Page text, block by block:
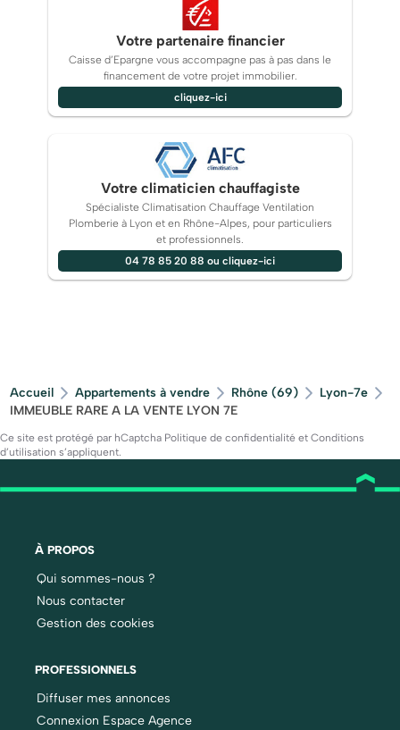
Votre partenaire financier
Caisse d’Epargne vous accompagne pas à pas dans le
financement de votre projet immobilier.
cliquez-ici
Votre climaticien chauffagiste
Spécialiste Climatisation Chauffage Ventilation
Plomberie à Lyon et en Rhône-Alpes, pour particuliers
et professionnels.
04 78 85 20 88 ou cliquez-ici
Accueil Appartements à vendre Rhône (69)
Lyon-7e
IMMEUBLE RARE A LA VENTE LYON 7E
Ce site est protégé par hCaptcha Politique de confidentialité et Conditions
d’utilisation s’appliquent.
À PROPOS
Qui sommes-nous ?
Nous contacter
Gestion des cookies
PROFESSIONNELS
Diffuser mes annonces
Connexion Espace Agence